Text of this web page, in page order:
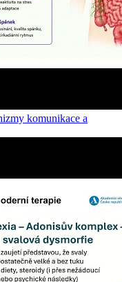
komunikace a